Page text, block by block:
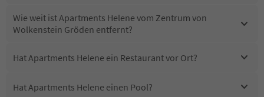
Wie weit ist Apartments Helene vom Zentrum von
Wolkenstein Gröden entfernt?
Hat Apartments Helene ein Restaurant vor Ort?
Hat Apartments Helene einen Pool?